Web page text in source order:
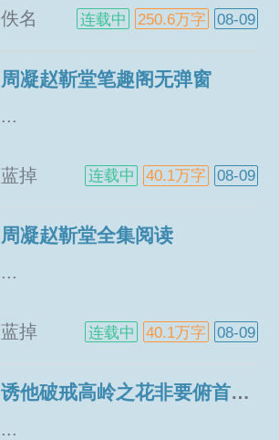
佚名 连载中 250.6万字 08-09
周凝赵靳堂笔趣阁无弹窗
...
蓝掉 连载中 40.1万字 08-09
周凝赵靳堂全集阅读
...
蓝掉 连载中 40.1万字 08-09
诱他破戒高岭之花非要俯首称臣周凝赵靳堂
...